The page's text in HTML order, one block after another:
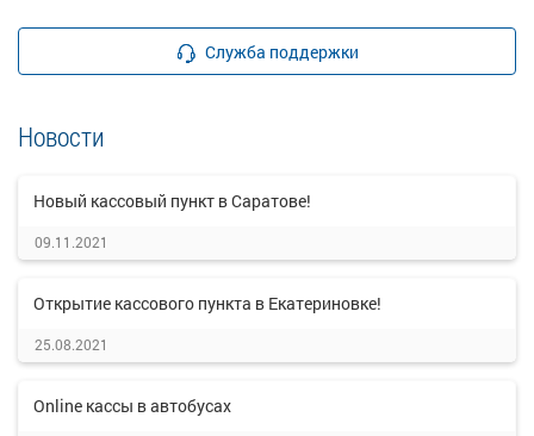
Служба поддержки
Новости
Новый кассовый пункт в Саратове!
09.11.2021
Открытие кассового пункта в Екатериновке!
25.08.2021
Online кассы в автобусах